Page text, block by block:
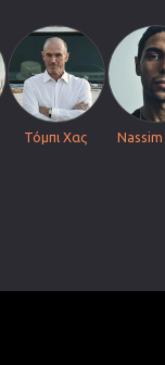
Τόμπι Χας Nassim